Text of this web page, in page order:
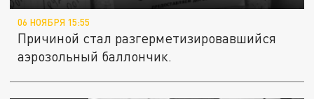
06 НОЯБРЯ 15:55
Причиной стал разгерметизировавшийся
аэрозольный баллончик.